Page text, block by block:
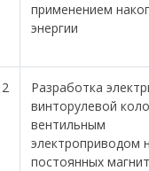
применением
энергии
Разработка
винторулевой
вентильным
электроприводом
постоянных